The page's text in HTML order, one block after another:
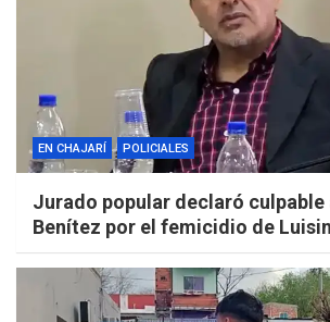
EN CHAJARÍ POLICIALES
Jurado popular declaró culpable
Benítez por el femicidio de